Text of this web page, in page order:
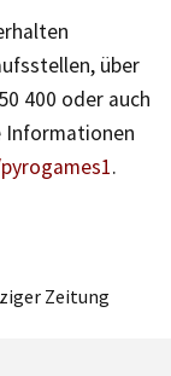
über
400 oder auch
Informationen
.
Zeitung